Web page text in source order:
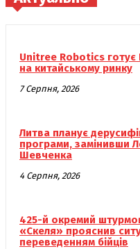
Unitree Robotics готує
на китайському ринку
7 Серпня, 2026
Литва планує
програми, замінивши
Шевченка
4 Серпня, 2026
425-й окремий
«Скеля» прояснив
переведенням бійців